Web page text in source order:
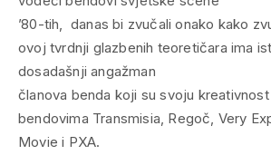
’80-tih, danas bi zvučali onako kako
ovoj tvrdnji glazbenih teoretičara ima
dosadašnji angažman
članova benda koji su svoju kreativnost
bendovima Transmisia, Regoč, Very
Movie i PXA.